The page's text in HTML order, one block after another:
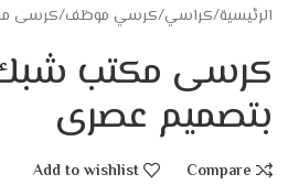
الرئيسية كراسي كرسي موظف كرسى
كرسى مكتب شبك
بتصميم عصرى
Compare
Add to wishlist